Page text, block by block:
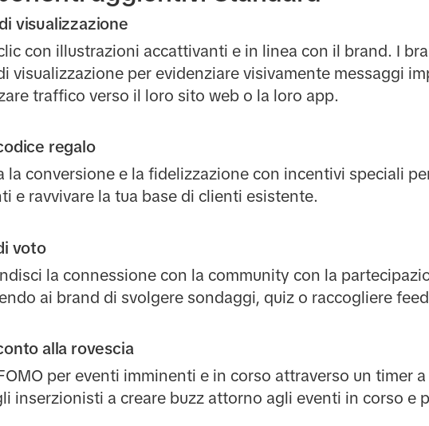
visualizzazione
con illustrazioni accattivanti e in linea con il brand. I
visualizzazione per evidenziare visivamente messaggi
traffico verso il loro sito web o la loro app.
regalo
la conversione e la fidelizzazione con incentivi speciali
e ravvivare la tua base di clienti esistente.
voto
la connessione con la community con la
ai brand di svolgere sondaggi, quiz o raccogliere
alla rovescia
per eventi imminenti e in corso attraverso un timer
inserzionisti a creare buzz attorno agli eventi in corso e